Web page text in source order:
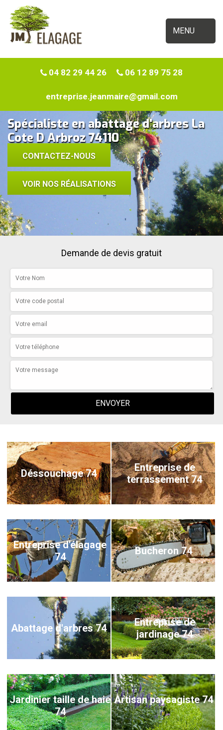
MENU
04 82 29 44 26 06 12 89 75 28
entreprise.jeanmaire@gmail.com
Spécialiste en abattage d'arbres La
Cote D Arbroz 74110
CONTACTEZ-NOUS
VOIR NOS RÉALISATIONS
Demande de devis gratuit
Déssouchage 74
Entreprise de
terrassement 74
Entreprise d'élagage
74
Bucheron 74
Abattage d'arbres 74
Entreprise de
jardinage 74
Jardinier taille de haie
74
Artisan paysagiste 74